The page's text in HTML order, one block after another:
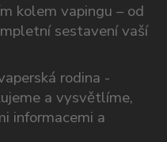
kolem vapingu – od
sestavení vaší
rodina -
a vysvětlíme,
informacemi a